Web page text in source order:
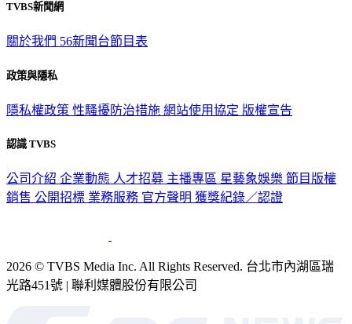
TVBS新聞網
關於我們 56新聞台節目表
政策與隱私
隱私權政策 性騷擾防治措施 網站使用協定 版權宣告
認識 TVBS
公司介紹 企業動態 人才招募 主播專區 星藝象娛樂 節目版權
銷售 公開招標 業務服務 官方聲明 獲獎紀錄／認證
2026 © TVBS Media Inc. All Rights Reserved. 台北市內湖區瑞
光路451號 | 聯利媒體股份有限公司